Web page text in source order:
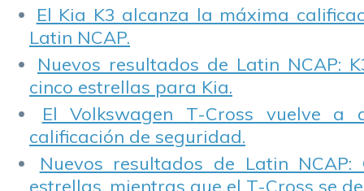
El Kia K3 alcanza la máxima
Latin NCAP.
Nuevos resultados de Latin NCAP:
cinco estrellas para Kia.
El Volkswagen T-Cross vuelve a
calificación de seguridad.
Nuevos resultados de Latin NCAP:
estrellas, mientras que el T-Cross se